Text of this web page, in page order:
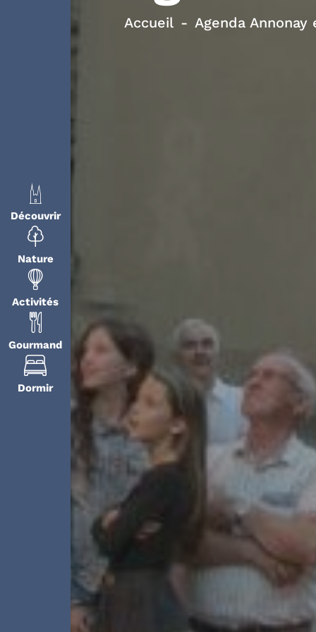
Découvrir
Nature
Activités
Gourmand
Dormir
Accueil Agenda